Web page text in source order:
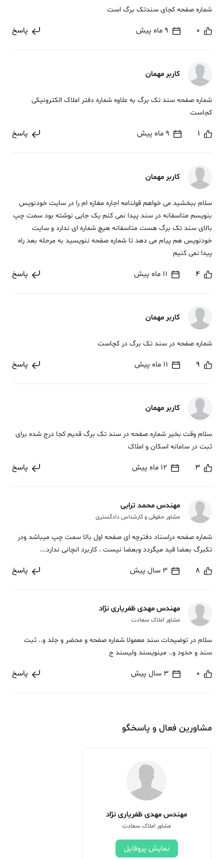
شماره صفحه کجای سندتک برگ است
0 9 ماه پیش پاسخ
کاربر مهمان
شماره صفحه سند تک برگ به علاوه شماره دفتر املاک الکترونیکی
کجاست
1 9 ماه پیش پاسخ
کاربر مهمان
سلام ببخشید می خواهم قولنامه اجاره مغازه ام را در سایت خودنویس
بنویسم متاسفانه در سند پیدا نمی کنم یک جایی نوشته بود سمت چپ
بالای سند تک برگ هست متاسفانه هیچ شماره ای ندارد و سایت
خودنویس هم پیام می دهد تا شماره صفحه ننویسید به مرحله بعد راه
پیدا نمی کنیم
4 11 ماه پیش پاسخ
کاربر مهمان
شماره صفحه در سند تک برگ در کچاست
9 11 ماه پیش پاسخ
کاربر مهمان
سلام وقت بخیر شماره صفحه در سند تک برگ قدیم کجا درج شده برای
ثبت در سامانه اسکان و املاک
3 12 ماه پیش پاسخ
مهندس محمد ترابی
مشاور حقوقی و کارشناس دادگستری
شماره صفحه دراسناد دفترچه ای صفحه اول بالا سمت چپ میباشد ودر
تکبرگ بعضا قید میگردد وبعضا نیست . کاربرد انچانی ندارد...
8 3 سال پیش پاسخ
مهندس مهدی ظفریاری نژاد
مشاور املاک سعادت
سلام در توضیحات سند معمولا شماره صفحه و محضر و جلد و.. ثبت
سند و حدود و.. مینویسند ولیسند ج
0 3 سال پیش پاسخ
مشاورین فعال و پاسخگو
مهندس مهدی ظفریاری نژاد
مشاور املاک سعادت
نمایش پروفایل